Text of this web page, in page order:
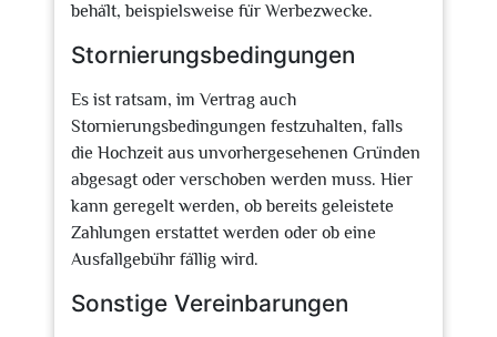
behält, beispielsweise für Werbezwecke.
Stornierungsbedingungen
Es ist ratsam, im Vertrag auch
Stornierungsbedingungen festzuhalten, falls
die Hochzeit aus unvorhergesehenen Gründen
abgesagt oder verschoben werden muss. Hier
kann geregelt werden, ob bereits geleistete
Zahlungen erstattet werden oder ob eine
Ausfallgebühr fällig wird.
Sonstige Vereinbarungen